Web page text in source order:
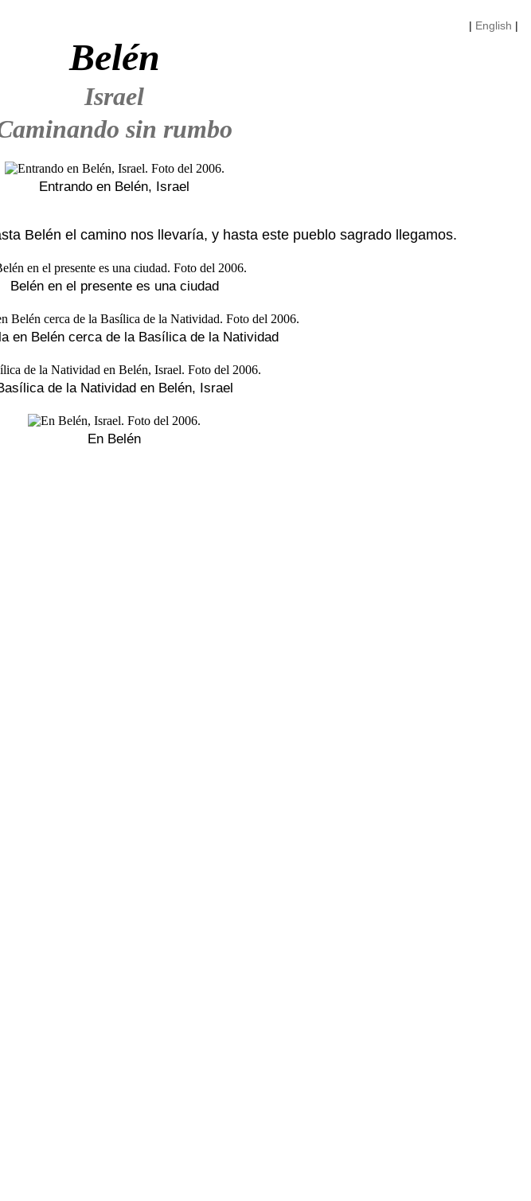
| English |
Belén
Israel
sin rumbo
Entrando en Belén, Israel
Belén el camino nos llevaría, y hasta este pueblo sagrado llegamos.
Belén en el presente es una ciudad
en Belén cerca de la Basílica de la Natividad
de la Natividad en Belén, Israel
En Belén